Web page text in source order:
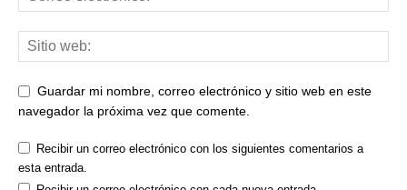
Guardar mi nombre, correo electrónico y sitio web en este
navegador la próxima vez que comente.
Recibir un correo electrónico con los siguientes comentarios a
esta entrada.